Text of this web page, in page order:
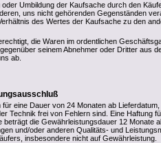
oder Umbildung der Kaufsache durch den
uns nicht gehörenden Gegenständen
des Wertes der Kaufsache zu den
die Waren im ordentlichen
seinem Abnehmer oder Dritter aus
ab.
für eine Dauer von 24 Monaten ab
Technik frei von Fehlern sind. Eine Haftung
beträgt die Gewährleistungsdauer 12 Monate
und/oder anderen Qualitäts- und
insbesondere nicht auf Gewährleistung.